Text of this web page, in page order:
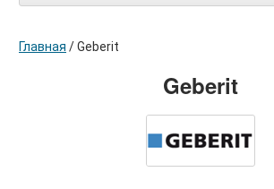
Главная /Geberit
Geberit